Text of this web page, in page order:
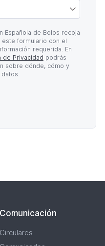
Española de Bolos recoja
formulario con el
requerida. En
de Privacidad podrás
sobre dónde, cómo y
datos.
Comunicación
Circulares